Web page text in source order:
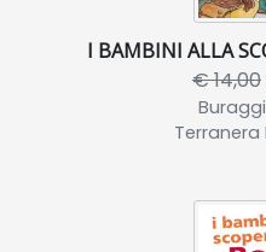
I BAMBINI ALLA
€ 14,00
Terranera